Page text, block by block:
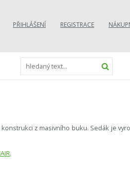
PŘIHLÁŠENÍ REGISTRACE
z masivního buku. Sedák je
.